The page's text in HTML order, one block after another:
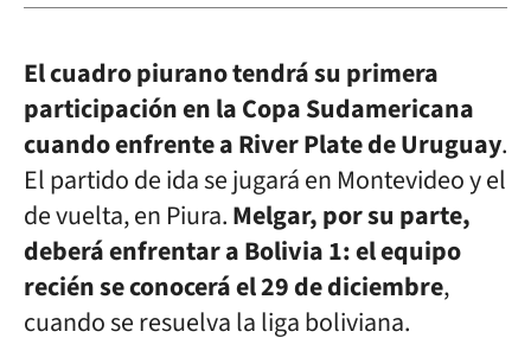
El cuadro piurano tendrá su primera
participación en la Copa Sudamericana
cuando enfrente a River Plate de Uruguay.
El partido de ida se jugará en Montevideo y el
de vuelta, en Piura.Melgar, por su parte,
deberá enfrentar a Bolivia 1: el equipo
recién se conocerá el 29 de diciembre,
cuando se resuelva la liga boliviana.